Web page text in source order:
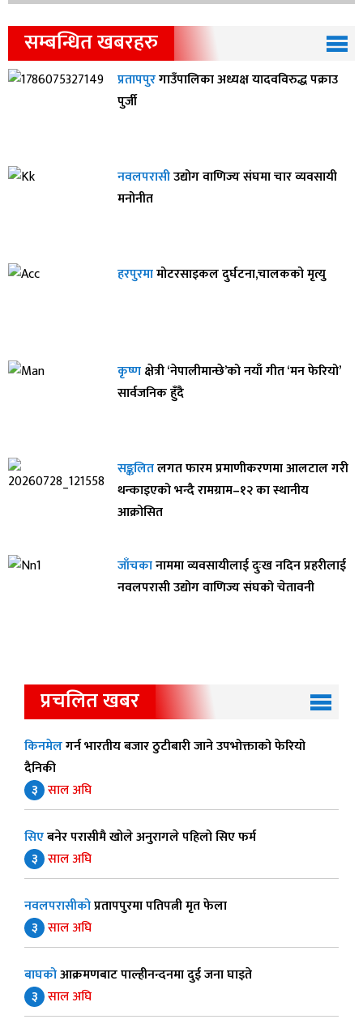
सम्बन्धित खबरहरु
प्रतापपुरगाउँपालिका अध्यक्ष यादवविरुद्ध पक्राउ
पुर्जी
नवलपरासीउद्योग वाणिज्य संघमा चार व्यवसायी
मनोनीत
हरपुरमामोटरसाइकल दुर्घटना,चालकको मृत्यु
कृष्णक्षेत्री ‘नेपालीमान्छे’को नयाँ गीत ‘मन फेरियो’
सार्वजनिक हुँदै
सङ्कलितलगत फारम प्रमाणीकरणमा आलटाल गरी
थन्काइएको भन्दै रामग्राम–१२ का स्थानीय
आक्रोसित
जाँचकानाममा व्यवसायीलाई दुःख नदिन प्रहरीलाई
नवलपरासी उद्योग वाणिज्य संघको चेतावनी
प्रचलित खबर
किनमेलगर्न भारतीय बजार ठुटीबारी जाने उपभोक्ताको फेरियो
दैनिकी
३ साल अघि
सिएबनेर परासीमै खोले अनुरागले पहिलो सिए फर्म
३ साल अघि
नवलपरासीकोप्रतापपुरमा पतिपत्नी मृत फेला
३ साल अघि
बाघकोआक्रमणबाट पाल्हीनन्दनमा दुई जना घाइते
३ साल अघि